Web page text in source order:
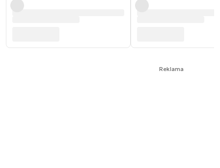
Reklama